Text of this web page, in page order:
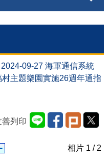
2024-09-27 海軍通信系統
主題樂園實施26週年通指
善列印
相片 1 / 2